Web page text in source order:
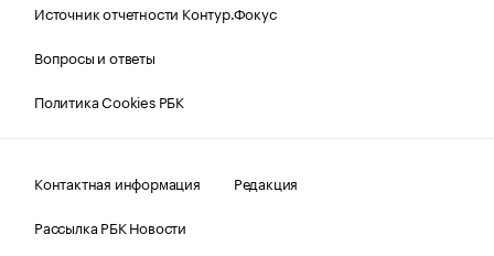
Источник отчетности Контур.Фокус
Вопросы и ответы
Политика Cookies РБК
Контактная информация
Редакция
Рассылка РБК Новости